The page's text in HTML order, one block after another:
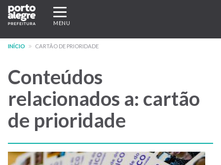
Pular
para
conteúdo
Expandir/recolher
navegação
MENU
INÍCIO CARTÃO DE PRIORIDADE
Conteúdos
relacionados a: cartão
de prioridade